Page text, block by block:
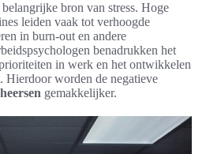
bron van stress. Hoge
leiden vaak tot verhoogde
in burn-out en andere
benadrukken het
in werk en het ontwikkelen
Hierdoor worden de negatieve
gemakkelijker.